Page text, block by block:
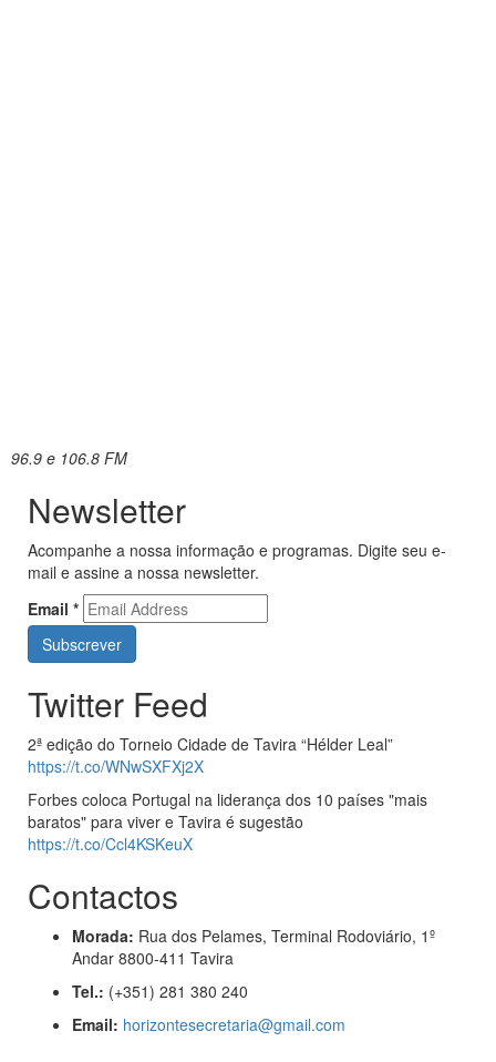
96.9 e 106.8 FM
Newsletter
Acompanhe a nossa informação e programas. Digite seu e-
mail e assine a nossa newsletter.
Email *
Twitter Feed
2ª edição do Torneio Cidade de Tavira “Hélder Leal”
https://t.co/WNwSXFXj2X
Forbes coloca Portugal na liderança dos 10 países "mais
baratos" para viver e Tavira é sugestão
https://t.co/Ccl4KSKeuX
Contactos
Morada: Rua dos Pelames, Terminal Rodoviário, 1º
Andar 8800-411 Tavira
Tel.: (+351) 281 380 240
Email: horizontesecretaria@gmail.com